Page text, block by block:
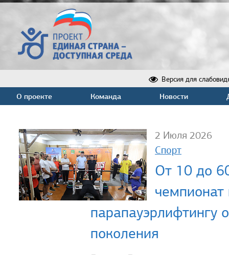
Версия для
О проекте Команда Новости
2 Июля 2026
Спорт
От 10 до
чемпионат
парапауэрлифтингу
поколения